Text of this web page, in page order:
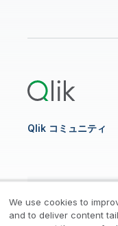
Qlik コミュニティ
We use cookies to
and to deliver content